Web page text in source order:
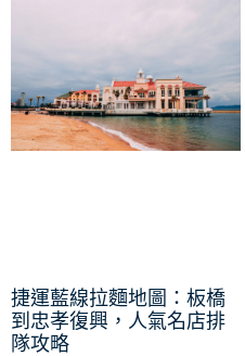
捷運藍線拉麵地圖：板橋
到忠孝復興，人氣名店排
隊攻略